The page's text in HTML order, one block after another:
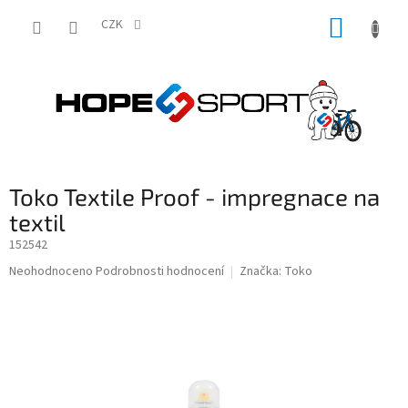
CZK
Toko Textile Proof - impregnace na
textil
152542
Průměrné
Neohodnoceno Podrobnosti hodnocení Značka: Toko